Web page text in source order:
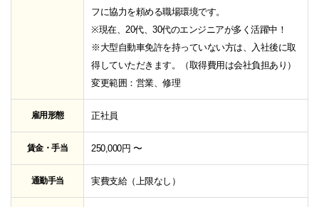
フに協力を頼める職場環境です。
※現在、20代、30代のエンジニアが多く活躍中！
※大型自動車免許を持っていない方は、入社後に取
得していただきます。（取得費用は会社負担あり）
変更範囲：営業、修理
雇用形態 正社員
賃金・手当 250,000円 〜
通勤手当 実費支給（上限なし）